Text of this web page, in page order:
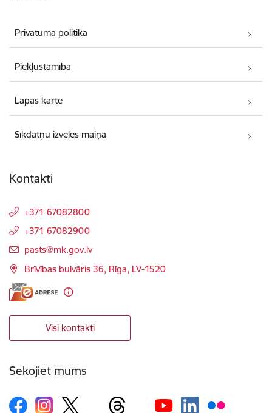
Privātuma politika
Piekļūstamība
Lapas karte
Sīkdatņu izvēles maiņa
Kontakti
+371 67082800
+371 67082900
E-pasts:
pasts@mk.gov.lv
Brīvības bulvāris 36, Rīga, LV-1520
Visi kontakti
Sekojiet mums